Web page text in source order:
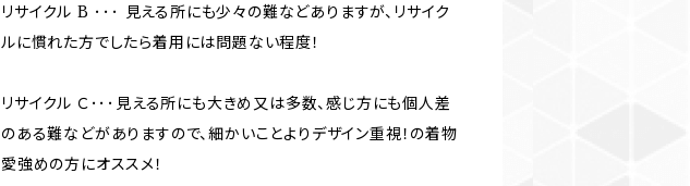
リサイクル B ･･･ 見える所にも少々の難などありますが、リサイク
ルに慣れた方でしたら着用には問題ない程度！
リサイクル Ｃ･･･見える所にも大きめ又は多数、感じ方にも個人差
のある難などがありますので、細かいことよりデザイン重視！の着物
愛強めの方にオススメ！